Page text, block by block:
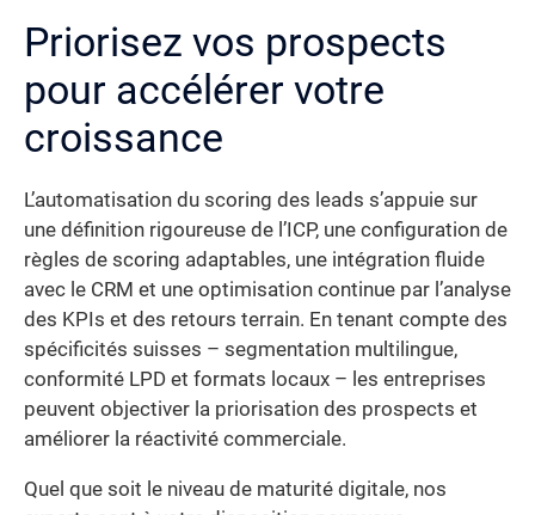
Priorisez vos prospects
pour accélérer votre
croissance
L’automatisation du scoring des leads s’appuie sur
une définition rigoureuse de l’ICP, une configuration de
règles de scoring adaptables, une intégration fluide
avec le CRM et une optimisation continue par l’analyse
des KPIs et des retours terrain. En tenant compte des
spécificités suisses – segmentation multilingue,
conformité LPD et formats locaux – les entreprises
peuvent objectiver la priorisation des prospects et
améliorer la réactivité commerciale.
Quel que soit le niveau de maturité digitale, nos